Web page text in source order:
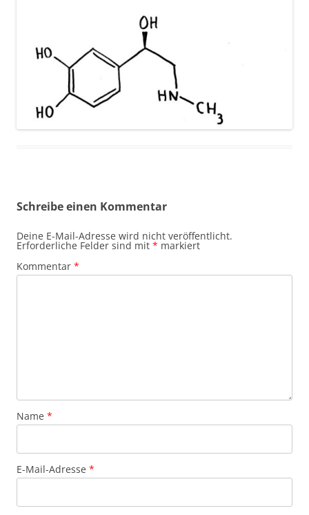
Schreibe einen Kommentar
Deine E-Mail-Adresse wird nicht veröffentlicht.
Erforderliche Felder sind mit * markiert
Kommentar *
Name *
E-Mail-Adresse *